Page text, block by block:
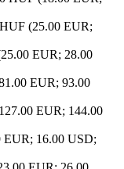
(25.00 EUR;
EUR; 28.00
EUR; 93.00
EUR; 144.00
EUR; 16.00 USD;